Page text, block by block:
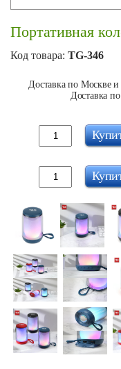
Портативная
Код товара: TG-346
Доставка по Москве и
Доставка